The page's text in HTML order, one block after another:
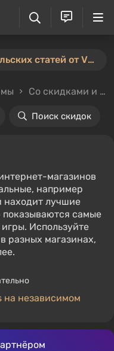
⚡️ Новый конкурс пользовательских статей от VGTimes — участвуйте тут ⚡️
Со скидками и без
Поиск скидок
магазинов
например
находит лучшие
самые
Используйте
разных магазинах,
на независимом